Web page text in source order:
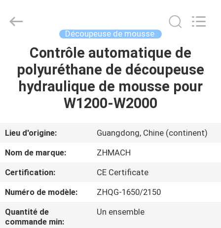
MAISON
DES
PRODUITS
AU
SUJET
DE
VISITE
equipment
Découpeuse de mousse
Contrôle automatique de
polyuréthane de découpeuse
hydraulique de mousse pour
W1200-W2000
Lieu d'origine:
Guangdong, Chine (continent)
Nom de marque:
ZHMACH
Certification:
CE Certificate
Numéro de modèle:
ZHQG-1650/2150
Quantité de
commande min:
Un ensemble